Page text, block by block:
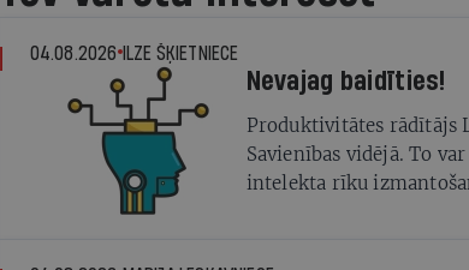
04.08.2026 ILZE ŠĶIETNIECE
Nevajag baidīties!
Produktivitātes rādītājs
Savienības vidējā. To
intelekta rīku